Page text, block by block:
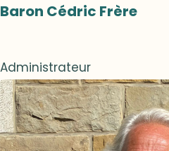
Baron Cédric Frère
Administrateur